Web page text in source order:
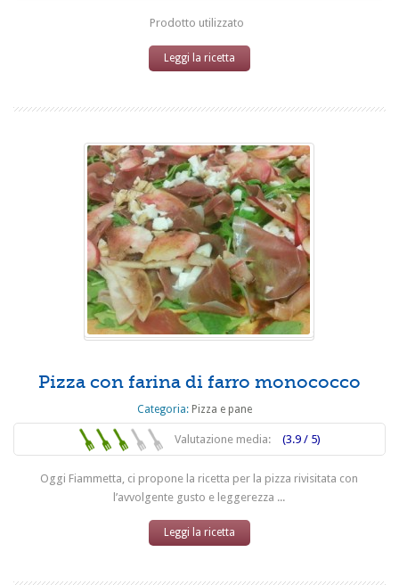
Prodotto utilizzato
Leggi la ricetta
Pizza con farina di farro monococco
Categoria: Pizza e pane
Valutazione media: (3.9 / 5)
Oggi Fiammetta, ci propone la ricetta per la pizza rivisitata con
l’avvolgente gusto e leggerezza ...
Leggi la ricetta